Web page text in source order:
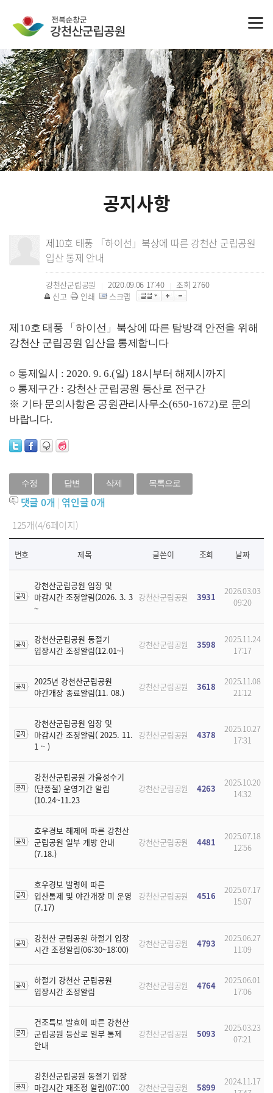
공지사항
제10호 태풍 「하이선」북상에 따른 강천산 군립공원
입산 통제 안내
강천산군립공원 2020.09.06 17:40 조회 2760
신고
인쇄 스크랩
제 10호 태풍 「하이선 」 북상에 따른 탐방객 안전을 위해
강천산 군립공원 입산을 통제합니다
○ 통제일시 : 2020. 9. 6.(일) 18시부터 해제시까지
○ 통제구간 : 강천산 군립공원 등산로 전구간
※ 기타 문의사항은 공원관리사무소(650-1672)로 문의
바랍니다.
수정 답변 삭제 목록으로
댓글 0개 엮인글0개
125개(4/6페이지)
번호 제목 글쓴이 조회 날짜
강천산군립공원 입장 및
마감시간 조정알림(2026. 3. 3
~
강천산군립공원 3931
2026.03.03
09:20
강천산군립공원 동절기
입장시간 조정알림(12.01~)
강천산군립공원 3598
2025.11.24
17:17
2025년 강천산군립공원
야간개장 종료알림(11. 08.)
강천산군립공원 3618
2025.11.08
21:12
강천산군립공원 입장 및
마감시간 조정알림( 2025. 11.
1 ~ )
강천산군립공원 4378
2025.10.27
17:31
강천산군립공원 가을성수기
(단풍철) 운영기간 알림
(10.24~11.23
강천산군립공원 4263
2025.10.20
14:32
호우경보 해제에 따른 강천산
군립공원 일부 개방 안내
(7.18.)
강천산군립공원 4481
2025.07.18
12:56
호우경보 발령에 따른
입산통제 및 야간개장 미 운영
(7.17)
강천산군립공원 4516
2025.07.17
15:07
강천산 군립공원 하절기 입장
시간 조정알림(06:30~18:00)
강천산군립공원 4793
2025.06.27
11:09
하절기 강천산 군립공원
입장시간 조정알림
강천산군립공원 4764
2025.06.01
17:06
건조특보 발효에 따른 강천산
군립공원 등산로 일부 통제
안내
강천산군립공원 5093
2025.03.23
07:21
강천산군립공원 동절기 입장
마감시간 재조정 알림(07::00
강천산군립공원 5899
2024.11.17